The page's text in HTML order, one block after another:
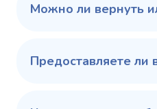
Можно ли вернуть
Предоставляете ли